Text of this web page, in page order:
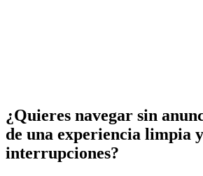
¿Quieres navegar sin
de una experiencia limpia
interrupciones?